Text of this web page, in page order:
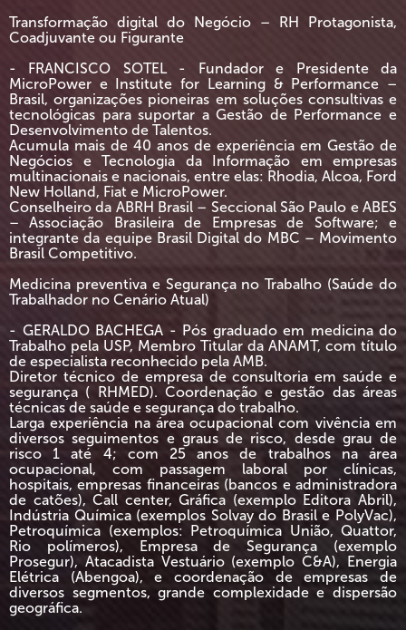
Transformação digital do Negócio – RH Protagonista,
Coadjuvante ou Figurante
- FRANCISCO SOTEL - Fundador e Presidente da
MicroPower e Institute for Learning & Performance –
Brasil, organizações pioneiras em soluções consultivas e
tecnológicas para suportar a Gestão de Performance e
Desenvolvimento de Talentos.
Acumula mais de 40 anos de experiência em Gestão de
Negócios e Tecnologia da Informação em empresas
multinacionais e nacionais, entre elas: Rhodia, Alcoa, Ford
New Holland, Fiat e MicroPower.
Conselheiro da ABRH Brasil – Seccional São Paulo e ABES
– Associação Brasileira de Empresas de Software; e
integrante da equipe Brasil Digital do MBC – Movimento
Brasil Competitivo.
Medicina preventiva e Segurança no Trabalho (Saúde do
Trabalhador no Cenário Atual)
- GERALDO BACHEGA - Pós graduado em medicina do
Trabalho pela USP, Membro Titular da ANAMT, com título
de especialista reconhecido pela AMB.
Diretor técnico de empresa de consultoria em saúde e
segurança ( RHMED). Coordenação e gestão das áreas
técnicas de saúde e segurança do trabalho.
Larga experiência na área ocupacional com vivência em
diversos seguimentos e graus de risco, desde grau de
risco 1 até 4; com 25 anos de trabalhos na área
ocupacional, com passagem laboral por clínicas,
hospitais, empresas financeiras (bancos e administradora
de catões), Call center, Gráfica (exemplo Editora Abril),
Indústria Química (exemplos Solvay do Brasil e PolyVac),
Petroquímica (exemplos: Petroquímica União, Quattor,
Rio polímeros), Empresa de Segurança (exemplo
Prosegur), Atacadista Vestuário (exemplo C&A), Energia
Elétrica (Abengoa), e coordenação de empresas de
diversos segmentos, grande complexidade e dispersão
geográfica.